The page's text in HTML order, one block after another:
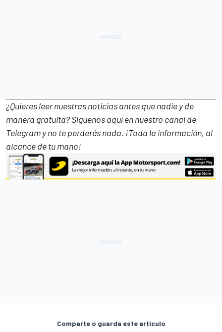
¿Quieres leer nuestras noticias antes que nadie y de
manera gratuita? Síguenosaquí en nuestro canal de
Telegramy no te perderás nada. ¡Toda la información, al
alcance de tu mano!
Comparte o guarda este artículo